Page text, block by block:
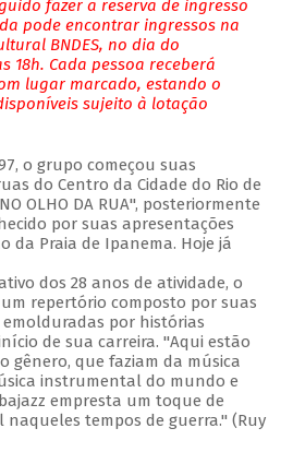
fazer a reserva de ingresso
pode encontrar ingressos na
BNDES, no dia do
18h. Cada pessoa receberá
lugar marcado, estando o
sujeito à lotação
o grupo começou suas
do Centro da Cidade do Rio de
OLHO DA RUA", posteriormente
por suas apresentações
da Praia de Ipanema. Hoje já
dos 28 anos de atividade, o
repertório composto por suas
emolduradas por histórias
de sua carreira. "Aqui estão
gênero, que faziam da música
instrumental do mundo e
empresta um toque de
naqueles tempos de guerra." (Ruy